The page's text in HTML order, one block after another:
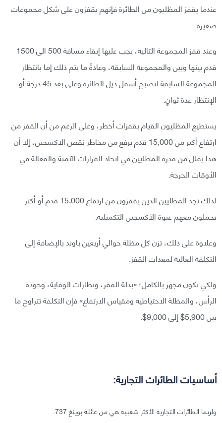
عندما يقفز المظليون من الطائرة فإنهم يقفزون على شكل مجموعات
صغيرة.
وعند قفز المجموعة التالية، يجب عليها إبقاء مسافة 500 الى 1500
قدم بينها وبين والمجموعة السابقة، وعادةً ما يتم ذلك إما بانتظار
المجموعة السابقة لتصبح أسفل ذيل الطائرة وعلى بعد 45 درجة أو
الإنتظار عدة ثوانٍ.
يستطيع المظليون القيام بقفزات أخطر، وعلى الرغم من أن القفز من
ارتفاع أكبر من 15,000 قدم يرفع من مخاطر نقص الاكسجين، إلا أن
هذا يقلل من قدرة المظليين في اتخاذ القرارات الآمنة والفعالة في
الأوقات الحرجة.
لذلك تجد المظليين الذين يقفزون من ارتفاع 15,000 قدم أو أكثر
يحملون معهم عبوة الأكسجين التكميلية.
وعلاوة على ذلك، تزن كل مظلة حوالي أربعين باوند بالإضافة إلى
التكلفة العالية لمعدات القفز.
ولكي تكون مجهز بالكامل؛ «بدلة القفز، ونظارات الوقاية، وخوذة
الرأس، والمظلة الاحتياطية ومقياس الارتفاع» فإن التكلفة تتراوح ما
بين 5,900$ إلى 9,000$.
أساسيات الطائرات التجارية:
ولربما الطائرات التجارية الأكثر شعبية هي من عائلة بوينغ 737.